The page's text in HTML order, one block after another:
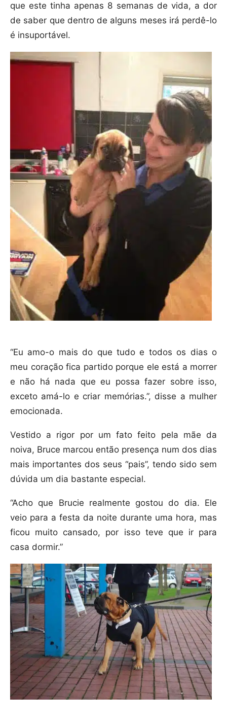
que este tinha apenas 8 semanas de vida, a dor
de saber que dentro de alguns meses irá perdê-lo
é insuportável.
“Eu amo-o mais do que tudo e todos os dias o
meu coração fica partido porque ele está a morrer
e não há nada que eu possa fazer sobre isso,
exceto amá-lo e criar memórias.”, disse a mulher
emocionada.
Vestido a rigor por um fato feito pela mãe da
noiva, Bruce marcou então presença num dos dias
mais importantes dos seus “pais”, tendo sido sem
dúvida um dia bastante especial.
“Acho que Brucie realmente gostou do dia. Ele
veio para a festa da noite durante uma hora, mas
ficou muito cansado, por isso teve que ir para
casa dormir.”